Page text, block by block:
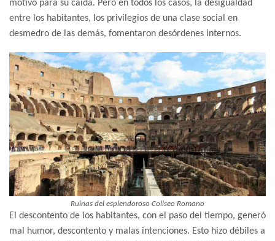
motivo para su caída. Pero en todos los casos, la desigualdad
entre los habitantes, los privilegios de una clase social en
desmedro de las demás, fomentaron desórdenes internos.
Ruinas del esplendoroso Coliseo Romano
El descontento de los habitantes, con el paso del tiempo, generó
mal humor, descontento y malas intenciones. Esto hizo débiles a